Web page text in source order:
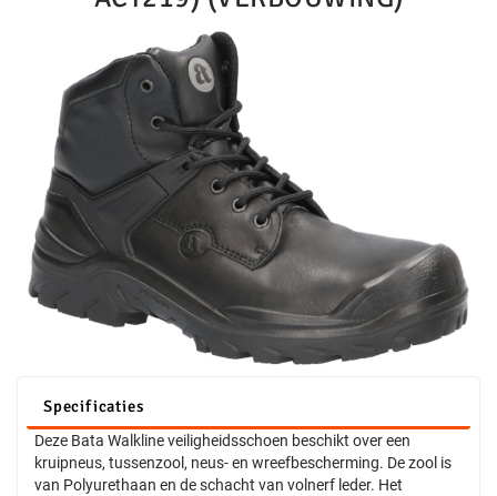
Specificaties
Deze Bata Walkline veiligheidsschoen beschikt over een
kruipneus, tussenzool, neus- en wreefbescherming. De zool is
van Polyurethaan en de schacht van volnerf leder. Het